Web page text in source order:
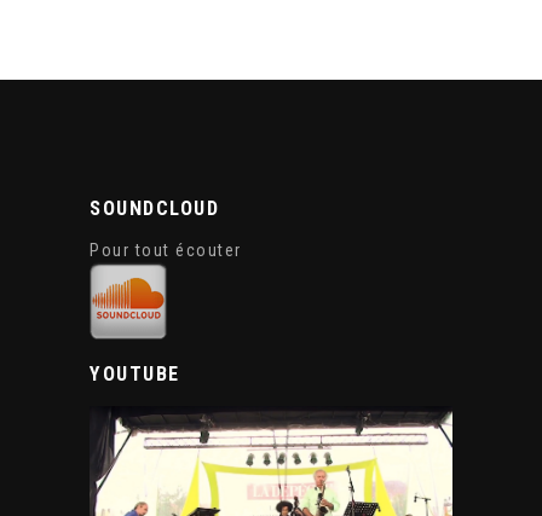
SOUNDCLOUD
Pour tout écouter
YOUTUBE